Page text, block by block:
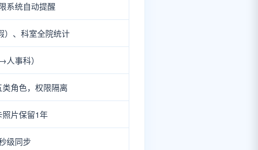
系统自动提醒
）、科室全院统计
事科）
角色，权限隔离
片保留1年
级同步